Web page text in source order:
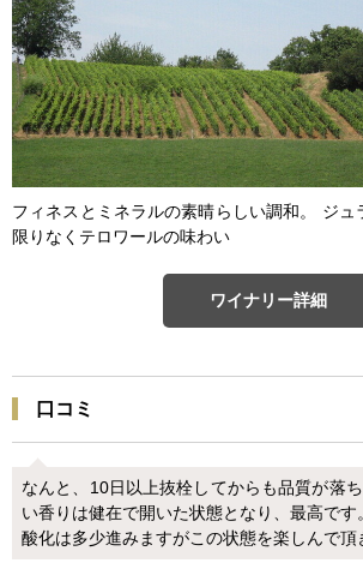
フィネスとミネラルの素晴らしい調和。 ジュ
限りなくテロワールの味わい
ワイナリー詳細
口コミ
なんと、10日以上抜栓してからも品質が落
い香りは健在で開いた状態となり、最高です。
酸化は多少進みますがこの状態を楽しんで頂